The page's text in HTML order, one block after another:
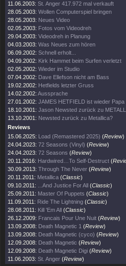
11.06.2003: St. Anger 417.972 mal verkauft
28.05.2003: Wollen Computerspiel bringen
28.05.2003: Neues Video
02.05.2003: Fotos vom Videodreh
29.04.2003: Videodreh in Planung
04.03.2003: Was Neues zum hören
06.09.2002: Schnell erholt...
04.09.2002: Kirk Hammet beim Surfen verletzt
02.05.2002: Wieder im Studio
07.04.2002: Dave Ellefson nicht am Bass
19.02.2002: Hetfields letzter Gruss
14.02.2002: Aussprache
27.01.2002: JAMES HETFIELD ist wieder Papa
18.10.2001: Jason Newsted zurück zu
13.10.2001: Newsted zurück zu Metallica?
Reviews
15.06.2025: Load (Remastered 2025) (Review)
24.04.2023: 72 Seasons (Vinyl) (Review)
24.04.2023: 72 Seasons (Review)
20.11.2016: Hardwired…To Self-Destruct (
30.09.2013: Through The Never (Review)
20.11.2011: Metallica (Classic)
09.10.2011:
...And Justice For All (Classic)
25.09.2011: Master Of Puppets (Classic)
11.09.2011: Ride The Lightning (Classic)
28.08.2011: Kill 'Em All (Classic)
26.12.2009: Francais Pour Une Nuit (Review)
13.09.2008: Death Magnetic 1 (Review)
13.09.2008: Death Magnetic (cyco) (Review)
12.09.2008: Death Magnetic (Review)
12.09.2008: Death Magnetic Digi (Review)
11.06.2003: St. Anger (Review)